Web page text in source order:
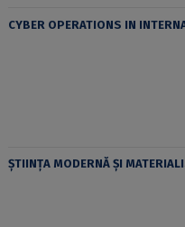
CYBER OPERATIONS IN
ȘTIINȚA MODERNĂ ȘI